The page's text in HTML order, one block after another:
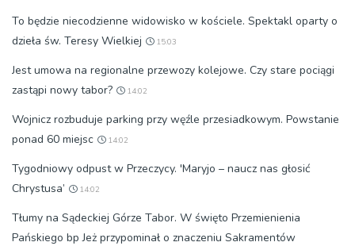
To będzie niecodzienne widowisko w kościele. Spektakl oparty o
dzieła św. Teresy Wielkiej
15:03
Jest umowa na regionalne przewozy kolejowe. Czy stare pociągi
zastąpi nowy tabor?
14:02
Wojnicz rozbuduje parking przy węźle przesiadkowym. Powstanie
ponad 60 miejsc
14:02
Tygodniowy odpust w Przeczycy. 'Maryjo – naucz nas głosić
Chrystusa’
14:02
Tłumy na Sądeckiej Górze Tabor. W święto Przemienienia
Pańskiego bp Jeż przypominał o znaczeniu Sakramentów